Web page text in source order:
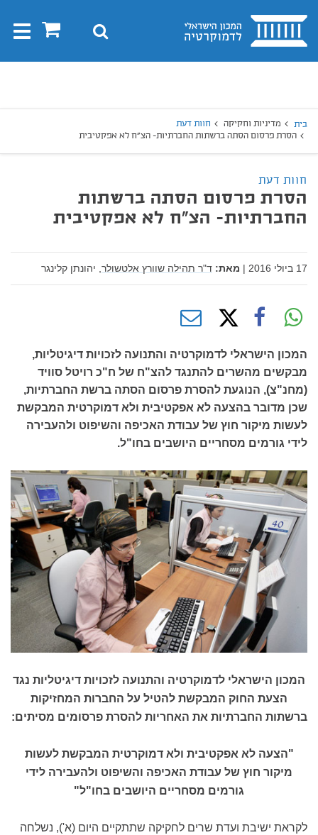
בית 0 חיפוש
בית מדיניות וחקיקה
חוות דעת
הסרת פרסום הסתה ברשתות החברתיות- הצ"ח לא אפקטיבית
חוות דעת
הסרת פרסום הסתה ברשתות
החברתיות- הצ"ח לא אפקטיבית
17 ביולי 2016 | מאת: ד"ר תהילה שוורץ אלטשולר, יהונתן קלינגר
המכון הישראלי לדמוקרטיה והתנועה לזכויות דיגיטליות,
מבקשים מהשרים להתנגד להצ"ח של ח"כ רויטל סוויד
(מחנ"צ), הנוגעת להסרת פרסום הסתה ברשת החברתיות,
שכן מדובר בהצעה לא אפקטיבית ולא דמוקרטית המבקשת
לעשות מיקור חוץ של עבודת האכיפה והשיפוט ולהעבירה
לידי גורמים מסחריים היושבים בחו"ל.
המכון הישראלי לדמוקרטיה והתנועה לזכויות דיגיטליות נגד
הצעת החוק המבקשת להטיל על החברות המחזיקות
ברשתות החברתיות את האחריות להסרת פרסומים מסיתים:
"הצעה לא אפקטיבית ולא דמוקרטית המבקשת לעשות
מיקור חוץ של עבודת האכיפה והשיפוט ולהעבירה לידי
גורמים מסחריים היושבים בחו"ל"
לקראת ישיבת ועדת שרים לחקיקה שתתקיים היום (א'), נשלחה